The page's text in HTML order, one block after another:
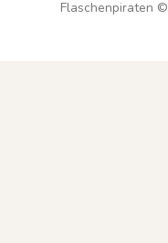
Flaschenpiraten ©